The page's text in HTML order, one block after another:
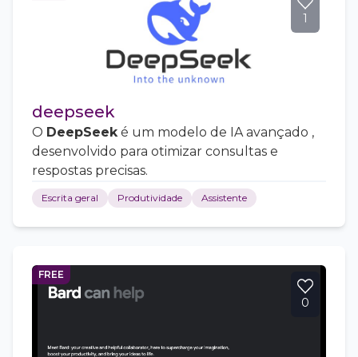
1
deepseek
O DeepSeeké um modelo de IA avançado ,
desenvolvido para otimizar consultas e
respostas precisas.
Escrita geral Produtividade Assistente
FREE
0